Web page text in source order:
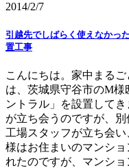
2014/2/7
引越先でしばらく使えなかっ
置工事
こんにちは。家中まる
は、茨城県守谷市のM
ントラル」を設置して
が立ち会うのですが、
工場スタッフが立ち会
様はお住まいのマンシ
れたのですが、マンシ